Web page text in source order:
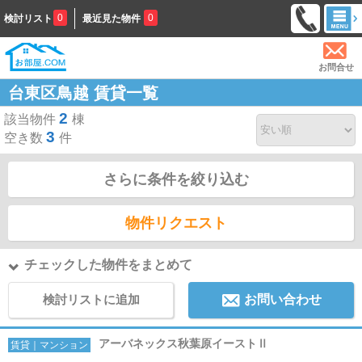
検討リスト 0 最近見た物件 0
お問合せ
台東区鳥越 賃貸一覧
該当物件 2 棟
空き数 3 件
さらに条件を絞り込む
物件リクエスト
チェックした物件をまとめて
検討リストに追加 お問い合わせ
賃貸｜マンション アーバネックス秋葉原イーストⅡ